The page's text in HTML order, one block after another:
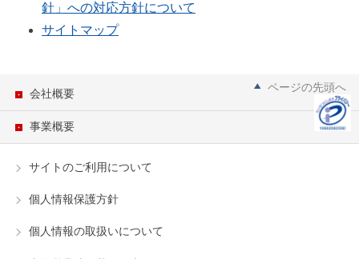
針」への対応方針について
サイトマップ
会社概要
事業概要
ページの先頭へ
サイトのご利用について
個人情報保護方針
個人情報の取扱いについて